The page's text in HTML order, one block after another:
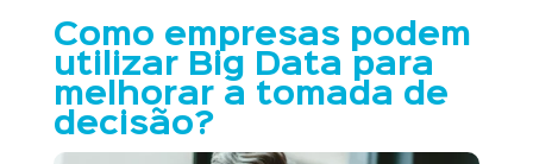
Como empresas podem
utilizar Big Data para
melhorar a tomada de
decisão?